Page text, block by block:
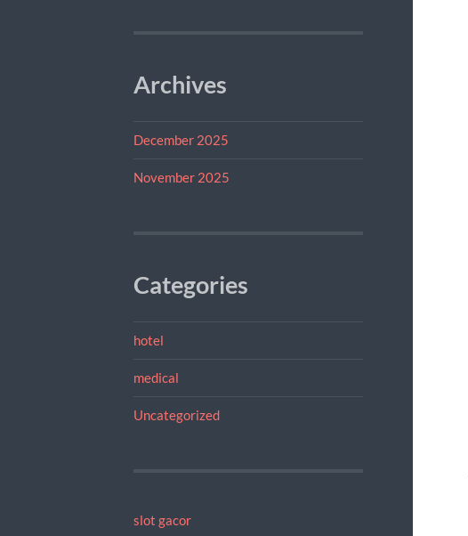
Archives
December 2025
November 2025
Categories
hotel
medical
Uncategorized
slot gacor